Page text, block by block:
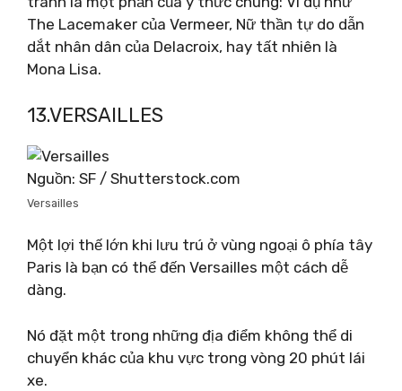
The Lacemaker của Vermeer, Nữ thần tự do dẫn
dắt nhân dân của Delacroix, hay tất nhiên là
Mona Lisa.
13.VERSAILLES
Nguồn: SF / Shutterstock.com
Versailles
Một lợi thế lớn khi lưu trú ở vùng ngoại ô phía tây
Paris là bạn có thể đến Versailles một cách dễ
dàng.
Nó đặt một trong những địa điểm không thể di
chuyển khác của khu vực trong vòng 20 phút lái
xe.